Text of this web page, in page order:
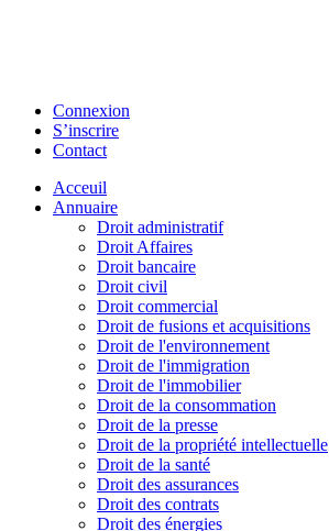
Connexion
S’inscrire
Contact
Acceuil
Annuaire
Droit administratif
Droit Affaires
Droit bancaire
Droit civil
Droit commercial
Droit de fusions et acquisitions
Droit de l'environnement
Droit de l'immigration
Droit de l'immobilier
Droit de la consommation
Droit de la presse
Droit de la propriété intellectuelle
Droit de la santé
Droit des assurances
Droit des contrats
Droit des énergies